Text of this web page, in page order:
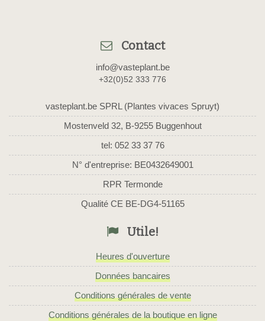
Contact
info@vasteplant.be
+32(0)52 333 776
vasteplant.be SPRL (Plantes vivaces Spruyt)
Mostenveld 32, B-9255 Buggenhout
tel: 052 33 37 76
N° d'entreprise: BE0432649001
RPR Termonde
Qualité CE BE-DG4-51165
Utile!
Heures d'ouverture
Données bancaires
Conditions générales de vente
Conditions générales de la boutique en ligne